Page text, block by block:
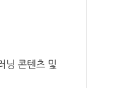
닝 콘텐츠 및